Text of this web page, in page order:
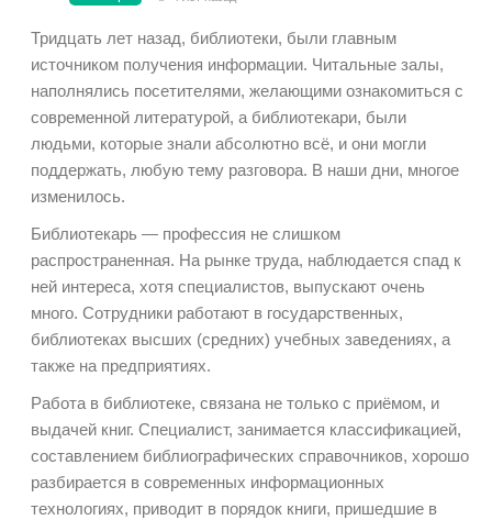
Тридцать лет назад, библиотеки, были главным
источником получения информации. Читальные залы,
наполнялись посетителями, желающими ознакомиться с
современной литературой, а библиотекари, были
людьми, которые знали абсолютно всё, и они могли
поддержать, любую тему разговора. В наши дни, многое
изменилось.
Библиотекарь — профессия не слишком
распространенная. На рынке труда, наблюдается спад к
ней интереса, хотя специалистов, выпускают очень
много. Сотрудники работают в государственных,
библиотеках высших (средних) учебных заведениях, а
также на предприятиях.
Работа в библиотеке, связана не только с приёмом, и
выдачей книг. Специалист, занимается классификацией,
составлением библиографических справочников, хорошо
разбирается в современных информационных
технологиях, приводит в порядок книги, пришедшие в